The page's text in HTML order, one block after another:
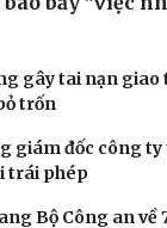
gây tai nạn
trốn
giám đốc công
trái phép
Bộ Công an